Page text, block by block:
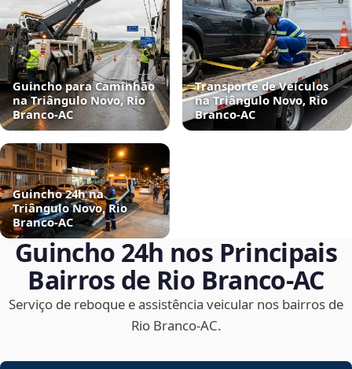
Guincho para Caminhão
na Triângulo Novo, Rio
Branco‑AC
Transporte de Veículos
na Triângulo Novo, Rio
Branco‑AC
Guincho 24h na
Triângulo Novo, Rio
Branco‑AC
Guincho 24h nos Principais
Bairros de Rio Branco‑AC
Serviço de reboque e assistência veicular nos bairros de
Rio Branco‑AC.